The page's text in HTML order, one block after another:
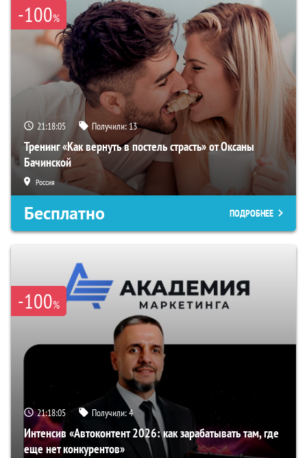
-100%
21:18:04 Получили:13
Тренинг «Как вернуть в постель страсть» от Оксаны
Бачинской
Россия
Бесплатно ПОДРОБНЕЕ
-100%
21:18:04 Получили:4
Интенсив «Автоконтент 2026: как зарабатывать там, где
еще нет конкурентов»